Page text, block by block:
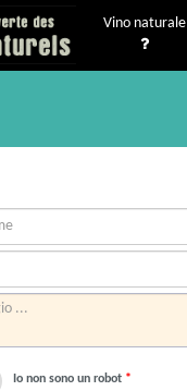
Vino naturale
Io non sono un robot *